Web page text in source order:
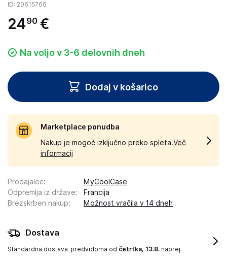
ID: 20615766
2490 €
Na voljo v 3-6 delovnih dneh
Dodaj v košarico
Marketplace ponudba
Nakup je mogoč izključno preko spleta.Več
informacij
Prodajalec:
MyCoolCase
Odpremlja iz države:
Francija
Brezskrben nakup: Možnost vračila v 14 dneh
Dostava
Standardna dostava predvidoma od četrtka, 13.8. naprej